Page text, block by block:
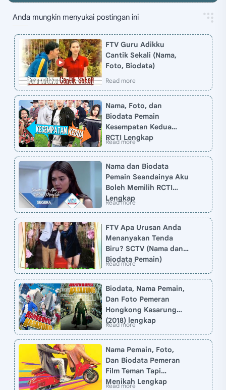
Anda mungkin menyukai postingan ini
FTV Guru Adikku
Cantik Sekali (Nama,
Foto, Biodata)
Nama, Foto, dan
Biodata Pemain
Kesempatan Kedua
RCTI Lengkap
Nama dan Biodata
Pemain Seandainya Aku
Boleh Memilih RCTI
Lengkap
FTV Apa Urusan Anda
Menanyakan Tenda
Biru? SCTV (Nama dan
Biodata Pemain)
Biodata, Nama Pemain,
Dan Foto Pemeran
Hongkong Kasarung
(2018) lengkap
Nama Pemain, Foto,
Dan Biodata Pemeran
Film Teman Tapi
Menikah Lengkap